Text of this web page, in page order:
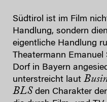
Südtirol ist im Film
Handlung, sondern
eigentliche Handlung
Theatermann Emanuel
Dorf in Bayern
unterstreicht laut
BLS den Charakter